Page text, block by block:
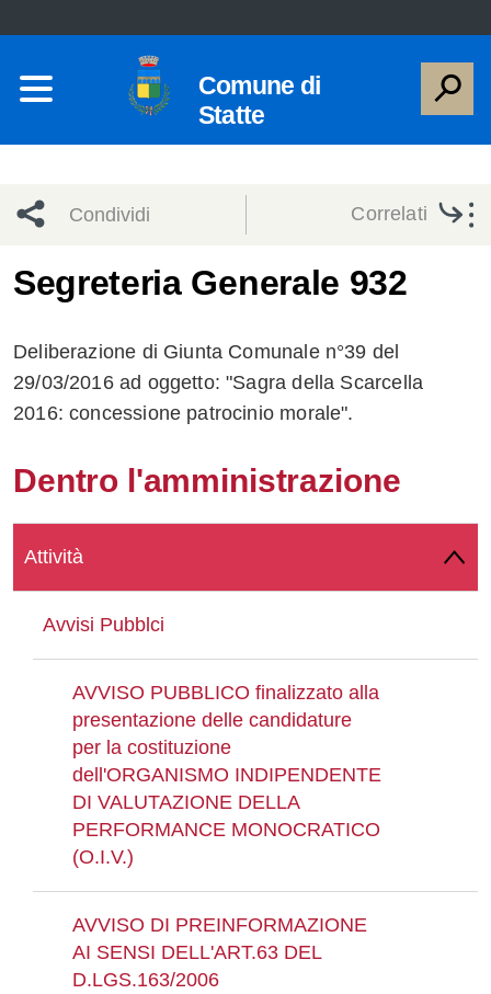
Comune di
Statte
Condividi
network
Condividi
Condividi
Facebook
su
Twitter
Condividi
su
Facebook
Condividi
su
Whatsapp
Correlati
Segreteria Generale 932
Deliberazione di Giunta Comunale n°39 del
29/03/2016 ad oggetto: "Sagra della Scarcella
2016: concessione patrocinio morale".
Dentro l'amministrazione
Attività
Avvisi Pubblci
AVVISO PUBBLICO finalizzato alla
presentazione delle candidature
per la costituzione
dell'ORGANISMO INDIPENDENTE
DI VALUTAZIONE DELLA
PERFORMANCE MONOCRATICO
(O.I.V.)
AVVISO DI PREINFORMAZIONE
AI SENSI DELL'ART.63 DEL
D.LGS.163/2006